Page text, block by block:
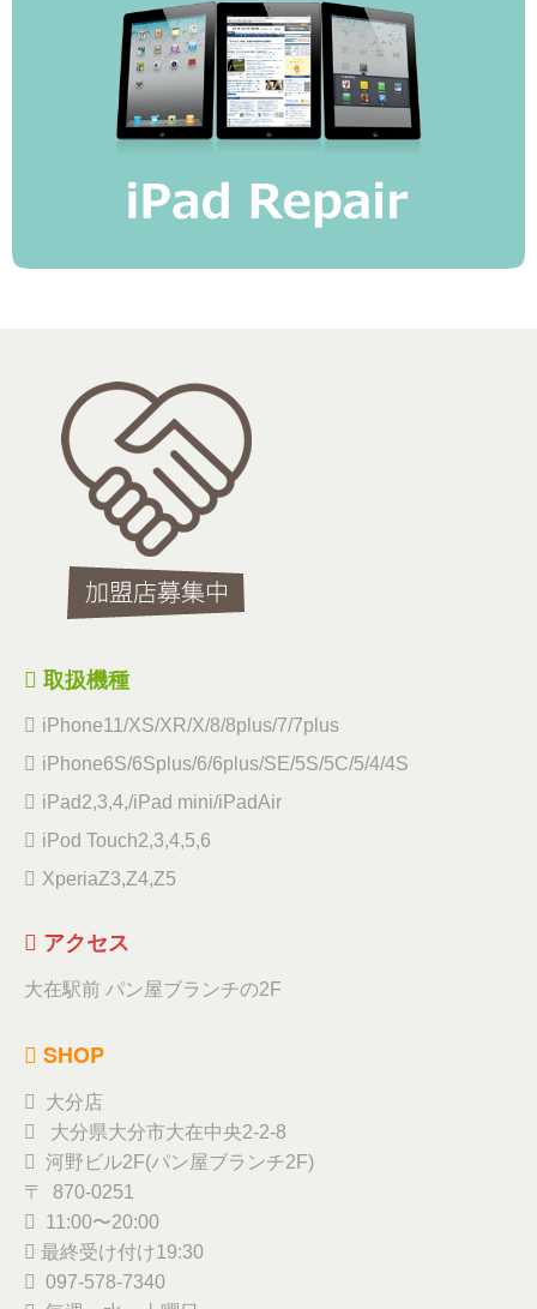
取扱機種
iPhone11/XS/XR/X/8/8plus/7/7plus
iPhone6S/6Splus/6/6plus/SE/5S/5C/5/4/4S
iPad2,3,4,/iPad mini/iPadAir
iPod Touch2,3,4,5,6
XperiaZ3,Z4,Z5
アクセス
大在駅前 パン屋ブランチの2F
SHOP
大分店
大分県大分市大在中央2-2-8
河野ビル2F(パン屋ブランチ2F)
〒 870-0251
11:00〜20:00
最終受け付け19:30
097-578-7340